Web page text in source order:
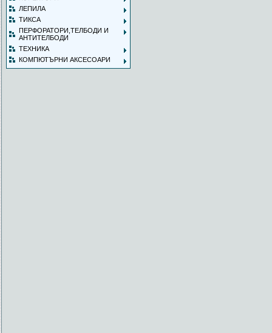
ЛЕПИЛА
ТИКСА
ПЕРФОРАТОРИ,ТЕЛБОДИ И
АНТИТЕЛБОДИ
ТЕХНИКА
КОМПЮТЪРНИ АКСЕСОАРИ